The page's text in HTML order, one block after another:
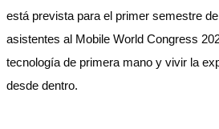
está prevista para el primer semestre
asistentes al Mobile World Congress
tecnología de primera mano y vivir la
desde dentro.